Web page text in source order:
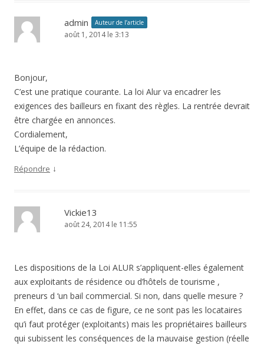
admin Auteur de l’article
août 1, 2014 le 3:13
Bonjour,
C’est une pratique courante. La loi Alur va encadrer les
exigences des bailleurs en fixant des règles. La rentrée devrait
être chargée en annonces.
Cordialement,
L’équipe de la rédaction.
Répondre ↓
Vickie13
août 24, 2014 le 11:55
Les dispositions de la Loi ALUR s’appliquent-elles également
aux exploitants de résidence ou d’hôtels de tourisme ,
preneurs d ‘un bail commercial. Si non, dans quelle mesure ?
En effet, dans ce cas de figure, ce ne sont pas les locataires
qu’i faut protéger (exploitants) mais les propriétaires bailleurs
qui subissent les conséquences de la mauvaise gestion (réelle